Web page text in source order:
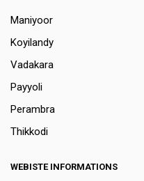
Maniyoor
Koyilandy
Vadakara
Payyoli
Perambra
Thikkodi
WEBISTE INFORMATIONS